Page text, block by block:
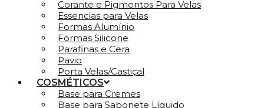
Corante e Pigmentos Para Velas
Essencias para Velas
Formas Alumínio
Formas Silicone
Parafinas e Cera
Pavio
Porta Velas/Castiçal
COSMÉTICOS
Base para Cremes
Base para Sabonete Líquido